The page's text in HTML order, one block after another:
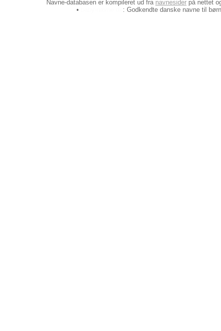
Navne-databasen er kompileret ud fra navnesider på nettet
•
: Godkendte danske navne til børn